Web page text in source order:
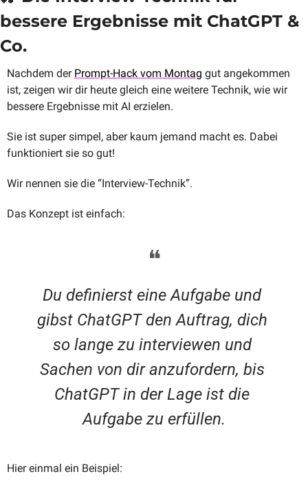
bessere Ergebnisse mit ChatGPT &
Co.
Nachdem der Prompt-Hack vom Montag gut angekommen
ist, zeigen wir dir heute gleich eine weitere Technik, wie wir
bessere Ergebnisse mit AI erzielen.
Sie ist super simpel, aber kaum jemand macht es. Dabei
funktioniert sie so gut!
Wir nennen sie die “Interview-Technik”.
Das Konzept ist einfach:
❝
Du definierst eine Aufgabe und
gibst ChatGPT den Auftrag, dich
so lange zu interviewen und
Sachen von dir anzufordern, bis
ChatGPT in der Lage ist die
Aufgabe zu erfüllen.
Hier einmal ein Beispiel: